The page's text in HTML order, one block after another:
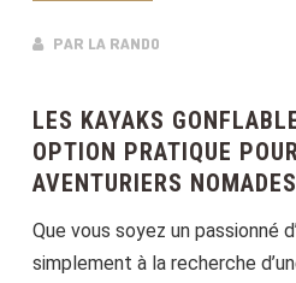
PAR LA RANDO
LES KAYAKS
OPTION PRATIQUE
AVENTURIERS NOMADES
Que vous soyez un passionné
simplement à la recherche